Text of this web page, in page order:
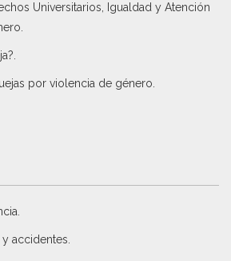
Universitarios, Igualdad y Atención
por violencia de género
accidentes